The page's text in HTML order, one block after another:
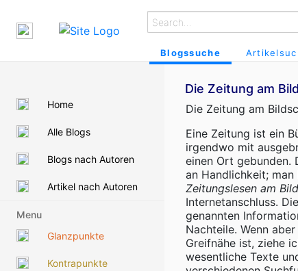
Blogssuche
Home
Alle Blogs
Blogs nach Autoren
Artikel nach Autoren
Menu
Glanzpunkte
Kontrapunkte
Die Zeitung am
Die Zeitung am
Eine Zeitung ist ein
irgendwo mit
einen Ort gebunden.
an Handlichkeit;
Zeitungslesen am
Internetanschluss.
genannten
Nachteile. Wenn
Greifnähe ist, ziehe
wesentliche Texte